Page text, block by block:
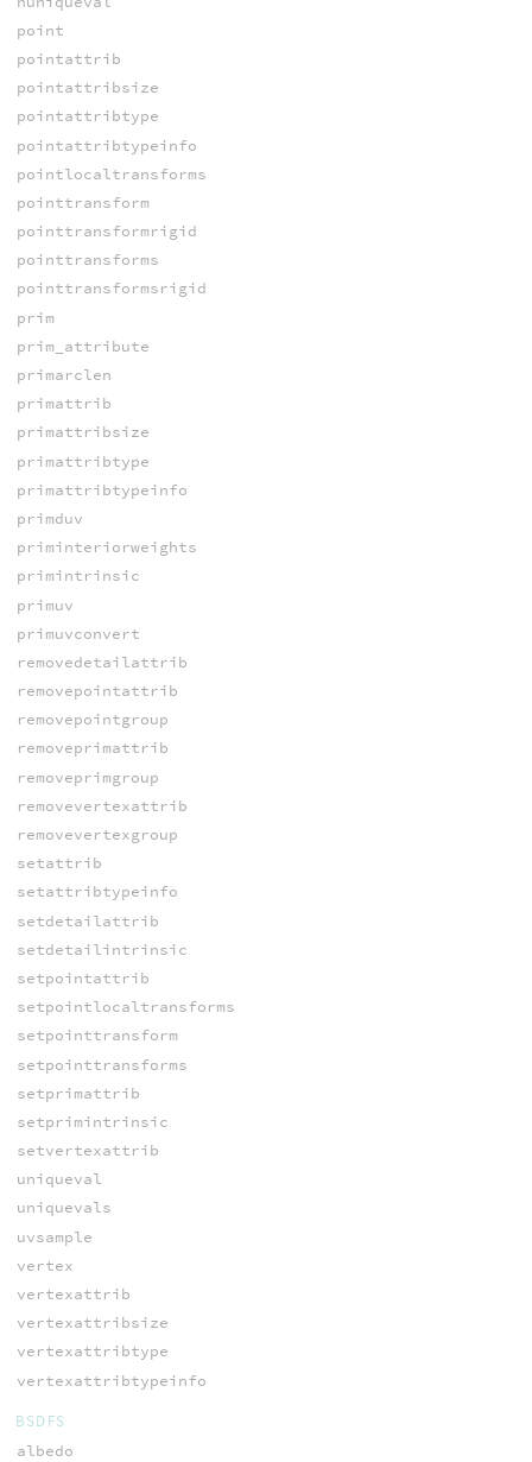
point
pointattrib
pointattribsize
pointattribtype
pointattribtypeinfo
pointlocaltransforms
pointtransform
pointtransformrigid
pointtransforms
pointtransformsrigid
prim
prim_attribute
primarclen
primattrib
primattribsize
primattribtype
primattribtypeinfo
primduv
priminteriorweights
primintrinsic
primuv
primuvconvert
removedetailattrib
removepointattrib
removepointgroup
removeprimattrib
removeprimgroup
removevertexattrib
removevertexgroup
setattrib
setattribtypeinfo
setdetailattrib
setdetailintrinsic
setpointattrib
setpointlocaltransforms
setpointtransform
setpointtransforms
setprimattrib
setprimintrinsic
setvertexattrib
uniqueval
uniquevals
uvsample
vertex
vertexattrib
vertexattribsize
vertexattribtype
vertexattribtypeinfo
BSDFS
albedo